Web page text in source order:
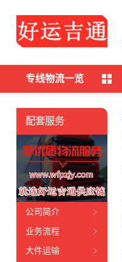
专线物流一览
配套服务
公司简介
业务流程
大件运输